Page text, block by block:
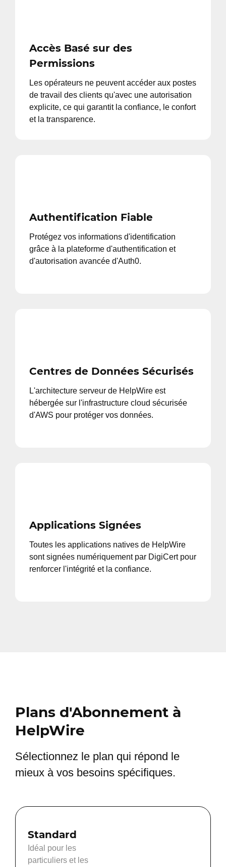
Accès Basé sur des
Permissions
Les opérateurs ne peuvent accéder aux postes
de travail des clients qu'avec une autorisation
explicite, ce qui garantit la confiance, le confort
et la transparence.
Authentification Fiable
Protégez vos informations d'identification
grâce à la plateforme d'authentification et
d'autorisation avancée d'Auth0.
Centres de Données Sécurisés
L'architecture serveur de HelpWire est
hébergée sur l'infrastructure cloud sécurisée
d'AWS pour protéger vos données.
Applications Signées
Toutes les applications natives de HelpWire
sont signées numériquement par DigiCert pour
renforcer l'intégrité et la confiance.
Plans d'Abonnement à
HelpWire
Sélectionnez le plan qui répond le
mieux à vos besoins spécifiques.
Standard
Idéal pour les
particuliers et les